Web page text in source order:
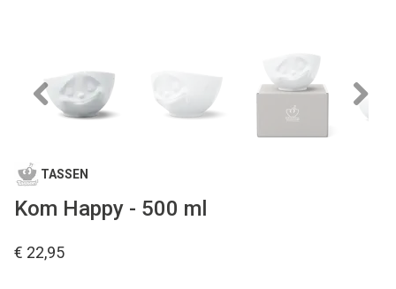
Previous Next
TASSEN
Kom Happy - 500 ml
€ 22,95